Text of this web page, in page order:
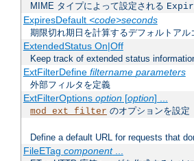
MIME タイプによって設定される
ExpiresDefault <code>seconds
期限切れ期日を計算するデフォルトアル
ExtendedStatus On|Off
Keep track of extended status
ExtFilterDefine filtername parameters
外部フィルタを定義
ExtFilterOptions option[option] ...
mod_ext_filter のオプションを設定
Define a default URL for requests that
FileETag component...